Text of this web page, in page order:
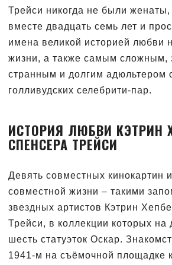
Трейси никогда не были женаты,
вместе двадцать семь лет и
имена великой историей любви
жизни, а также самым сложным,
странным и долгим адюльтером
голливудских селебрити-пар.
ИСТОРИЯ ЛЮБВИ КЭТРИН
СПЕНСЕРА ТРЕЙСИ
Девять совместных кинокартин
совместной жизни – такими
звездных артистов Кэтрин
Трейси, в коллекции которых на
шесть статуэток Оскар.
1941-м на съёмочной площадке